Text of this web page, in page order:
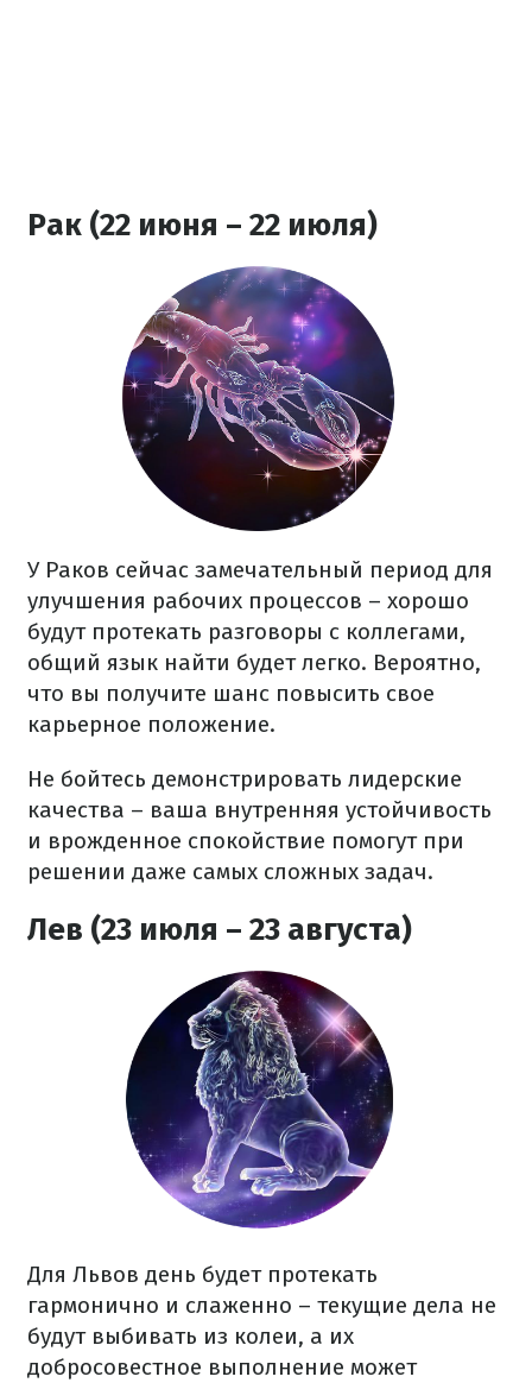
Рак (22 июня – 22 июля)
У Раков сейчас замечательный период для
улучшения рабочих процессов – хорошо
будут протекать разговоры с коллегами,
общий язык найти будет легко. Вероятно,
что вы получите шанс повысить свое
карьерное положение.
Не бойтесь демонстрировать лидерские
качества – ваша внутренняя устойчивость
и врожденное спокойствие помогут при
решении даже самых сложных задач.
Лев (23 июля – 23 августа)
Для Львов день будет протекать
гармонично и слаженно – текущие дела не
будут выбивать из колеи, а их
добросовестное выполнение может